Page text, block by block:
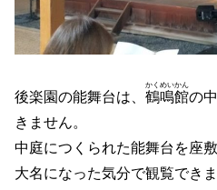
後楽園の能舞台は、 鶴鳴館
かくめいかん
の
きません。
中庭につくられた能舞台を座
大名になった気分で観覧できま